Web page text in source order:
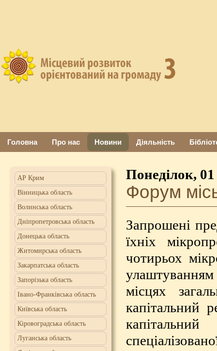
Головна Про нас Новини Діяльність
АР Крим
Вінницька область
Волинська область
Дніпропетровська область
Донецька область
Житомирська область
Закарпатська область
Запорізька область
Івано-Франківська область
Київська область
Кіровоградська область
Луганська область
Понеділок,
Форум
Запрошені
їхніх
чотирьох
місцях
капітальний